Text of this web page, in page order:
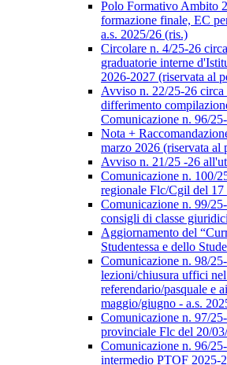
Polo Formativo Ambito
formazione finale, EC
a.s. 2025/26 (ris.)
Circolare n. 4/25-26
graduatorie interne
2026-2027 (riservata al
Avviso n. 22/25-26
differimento
Comunicazione n. 96/
Nota +
marzo 2026 (riservata al
Avviso n. 21/25 -26
Comunicazione n. 100/
regionale Flc/Cgil del 17
Comunicazione n. 99/
consigli di classe
Aggiornamento del
Studentessa e dello
Comunicazione n. 98/
lezioni/chiusura uffici
referendario/pasquale e
maggio/giugno - a.s.
Comunicazione n. 97/
provinciale Flc del 20/
Comunicazione n. 96/
intermedio PTOF 2025-